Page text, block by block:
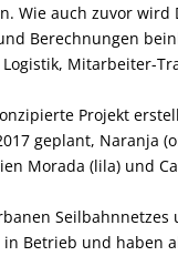
Wie auch zuvor wird
Berechnungen
Mitarbeiter-
Projekt
geplant, Naranja
Morada (lila) und
Seilbahnnetzes
Betrieb und haben